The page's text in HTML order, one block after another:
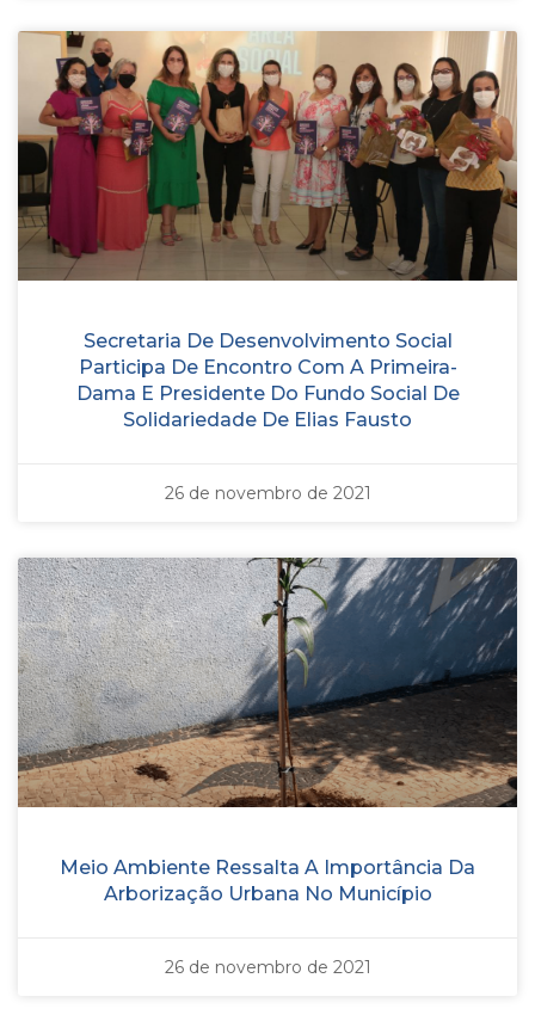
Secretaria De Desenvolvimento Social
Participa De Encontro Com A Primeira-
Dama E Presidente Do Fundo Social De
Solidariedade De Elias Fausto
26 de novembro de 2021
Meio Ambiente Ressalta A Importância Da
Arborização Urbana No Município
26 de novembro de 2021